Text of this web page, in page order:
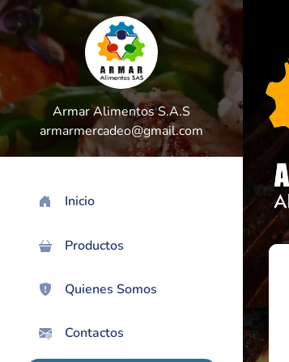
Armar Alimentos S.A.S
armarmercadeo@gmail.com
Inicio
Productos
Quienes Somos
Contactos
>